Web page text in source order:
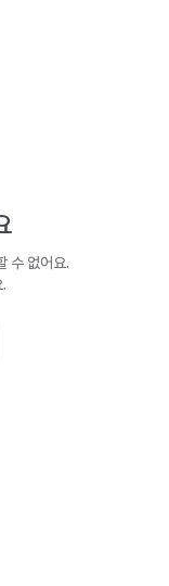
수 없어요.